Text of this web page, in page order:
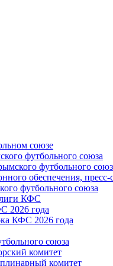
союзе
футбольного союза
футбольного
обеспечения, пресс-
футбольного союза
КФС
2026 года
КФС 2026 года
союза
комитет
комитет